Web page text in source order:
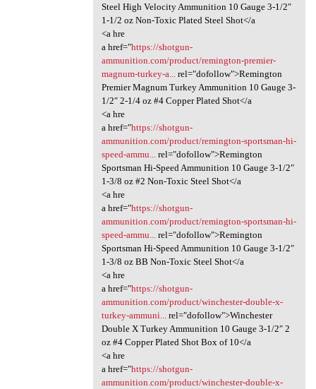
Steel High Velocity Ammunition 10 Gauge 3-1/2″
1-1/2 oz Non-Toxic Plated Steel Shot</a
<a hre
a href="https://shotgun-
ammunition.com/product/remington-premier-
magnum-turkey-a...rel="dofollow">Remington
Premier Magnum Turkey Ammunition 10 Gauge 3-
1/2″ 2-1/4 oz #4 Copper Plated Shot</a
<a hre
a href="https://shotgun-
ammunition.com/product/remington-sportsman-hi-
speed-ammu...rel="dofollow">Remington
Sportsman Hi-Speed Ammunition 10 Gauge 3-1/2″
1-3/8 oz #2 Non-Toxic Steel Shot</a
<a hre
a href="https://shotgun-
ammunition.com/product/remington-sportsman-hi-
speed-ammu...rel="dofollow">Remington
Sportsman Hi-Speed Ammunition 10 Gauge 3-1/2″
1-3/8 oz BB Non-Toxic Steel Shot</a
<a hre
a href="https://shotgun-
ammunition.com/product/winchester-double-x-
turkey-ammuni...rel="dofollow">Winchester
Double X Turkey Ammunition 10 Gauge 3-1/2″ 2
oz #4 Copper Plated Shot Box of 10</a
<a hre
a href="https://shotgun-
ammunition.com/product/winchester-double-x-